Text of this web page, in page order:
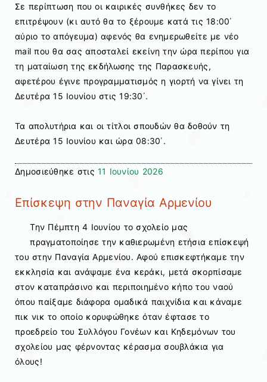
Σε περίπτωση που οι καιρικές συνθήκες δεν το
επιτρέψουν (κι αυτό θα το ξέρουμε κατά τις 18:00΄
αύριο το απόγευμα) αφενός θα ενημερωθείτε με νέο
mail που θα σας αποσταλεί εκείνη την ώρα περίπου για
τη ματαίωση της εκδήλωσης της Παρασκευής,
αφετέρου έγινε προγραμματισμός η γιορτή να γίνει τη
Δευτέρα 15 Ιουνίου στις 19:30΄.
Τα απολυτήρια και οι τίτλοι σπουδών θα δοθούν τη
Δευτέρα 15 Ιουνίου και ώρα 08:30΄.
Δημοσιεύθηκε στις 11 Ιουνίου 2026
Επίσκεψη στην Παναγία Αρμενίου
Την Πέμπτη 4 Ιουνίου το σχολείο μας
πραγματοποίησε την καθιερωμένη ετήσια επίσκεψή
του στην Παναγία Αρμενίου. Αφού επισκεφτήκαμε την
εκκλησία και ανάψαμε ένα κεράκι, μετά σκορπίσαμε
στον καταπράσινο και περιποιημένο κήπο του ναού
όπου παίξαμε διάφορα ομαδικά παιχνίδια και κάναμε
πικ νικ το οποίο κορυφώθηκε όταν έφτασε το
προεδρείο του Συλλόγου Γονέων και Κηδεμόνων του
σχολείου μας φέρνοντας κέρασμα σουβλάκια για
όλους!